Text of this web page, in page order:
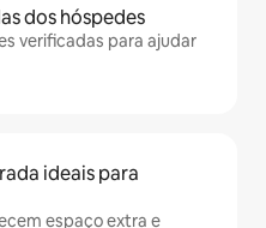
dos hóspedes
verificadas para ajudar
ideais para
espaço extra e